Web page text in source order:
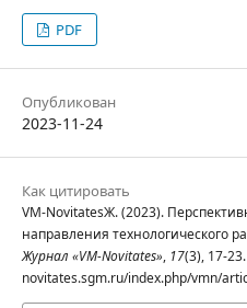
PDF
Опубликован
2023-11-24
Как цитировать
VM-NovitatesЖ. (2023).
направления технологического
Журнал «VM-Novitates», 17(3), 17-
novitates.sgm.ru/index.php/vmn/